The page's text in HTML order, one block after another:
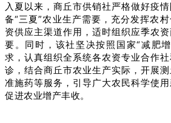
入夏以来，商丘市供销社严格做好疫
备“三夏”农业生产需要，充分发挥农
资供应主渠道作用，适时组织应季农
要。同时，该社坚决按照国家“减肥
求，认真组织全系统各农资专业合作
诊，结合商丘市农业生产实际，开展
准施药等服务，引导广大农民科学使
促进农业增产丰收。